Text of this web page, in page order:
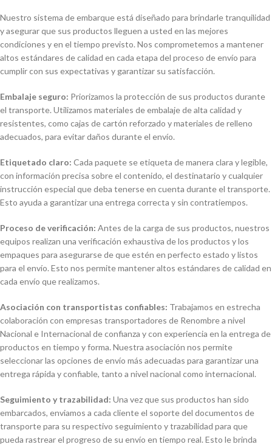
Nuestro sistema de embarque está diseñado para brindarle tranquilidad
y asegurar que sus productos lleguen a usted en las mejores
condiciones y en el tiempo previsto. Nos comprometemos a mantener
altos estándares de calidad en cada etapa del proceso de envío para
cumplir con sus expectativas y garantizar su satisfacción.
Embalaje seguro: Priorizamos la protección de sus productos durante
el transporte. Utilizamos materiales de embalaje de alta calidad y
resistentes, como cajas de cartón reforzado y materiales de relleno
adecuados, para evitar daños durante el envío.
Etiquetado claro: Cada paquete se etiqueta de manera clara y legible,
con información precisa sobre el contenido, el destinatario y cualquier
instrucción especial que deba tenerse en cuenta durante el transporte.
Esto ayuda a garantizar una entrega correcta y sin contratiempos.
Proceso de verificación: Antes de la carga de sus productos, nuestros
equipos realizan una verificación exhaustiva de los productos y los
empaques para asegurarse de que estén en perfecto estado y listos
para el envío. Esto nos permite mantener altos estándares de calidad en
cada envío que realizamos.
Asociación con transportistas confiables: Trabajamos en estrecha
colaboración con empresas transportadores de Renombre a nivel
Nacional e Internacional de confianza y con experiencia en la entrega de
productos en tiempo y forma. Nuestra asociación nos permite
seleccionar las opciones de envío más adecuadas para garantizar una
entrega rápida y confiable, tanto a nivel nacional como internacional.
Seguimiento y trazabilidad: Una vez que sus productos han sido
embarcados, enviamos a cada cliente el soporte del documentos de
transporte para su respectivo seguimiento y trazabilidad para que
pueda rastrear el progreso de su envío en tiempo real. Esto le brinda